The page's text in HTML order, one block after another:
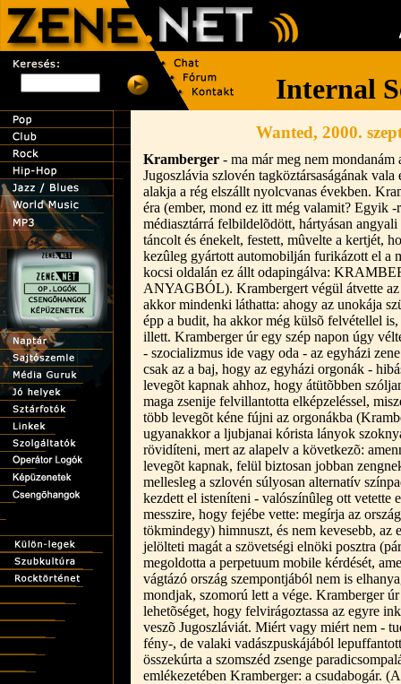
Wanted, 2000.
Kramberger - ma már meg nem mondanám
Jugoszlávia szlovén tagköztársaságának
alakja a rég elszállt nyolcvanas években.
éra (ember, mond ez itt még valamit? Egyik
médiasztárrá felbildelõdött, hártyásan
táncolt és énekelt, festett, mûvelte a kertjét,
kezûleg gyártott automobilján furikázott el a
kocsi oldalán ez állt odapingálva:
ANYAGBÓL). Krambergert végül átvette az
akkor mindenki láthatta: ahogy az unokája
épp a budit, ha akkor még külsõ felvétellel
illett. Kramberger úr egy szép napon úgy
- szocializmus ide vagy oda - az egyházi
csak az a baj, hogy az egyházi orgonák -
levegõt kapnak ahhoz, hogy átütõbben
maga zsenije felvillantotta elképzeléssel,
több levegõt kéne fújni az orgonákba
ugyanakkor a ljubjanai kórista lányok
rövidíteni, mert az alapelv a következõ:
levegõt kapnak, felül biztosan jobban
mellesleg a szlovén súlyosan alternatív
kezdett el isteníteni - valószínûleg ott vetette
messzire, hogy fejébe vette: megírja az
tökmindegy) himnuszt, és nem kevesebb, az
jelölteti magát a szövetségi elnöki posztra
megoldotta a perpetuum mobile kérdését,
vágtázó ország szempontjából nem is
mondjak, szomorú lett a vége. Kramberger
lehetõséget, hogy felvirágoztassa az egyre
veszõ Jugoszláviát. Miért vagy miért nem -
fény-, de valaki vadászpuskájából
összekúrta a szomszéd zsenge
emlékezetében Kramberger: a csudabogár.